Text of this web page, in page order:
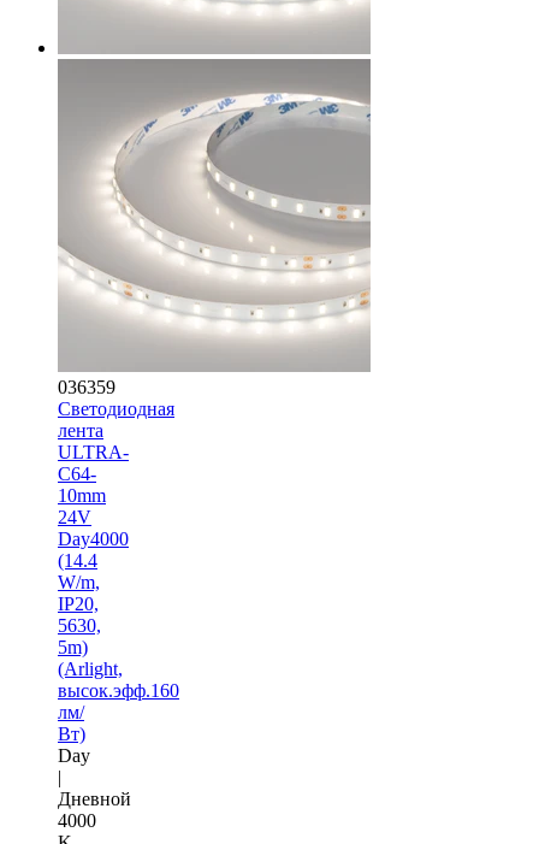
036359
Светодиодная
лента
ULTRA-
C64-
10mm
24V
Day4000
(14.4
W/m,
IP20,
5630,
5m)
(Arlight,
высок.эфф.160
лм/
Вт)
Day
|
Дневной
4000